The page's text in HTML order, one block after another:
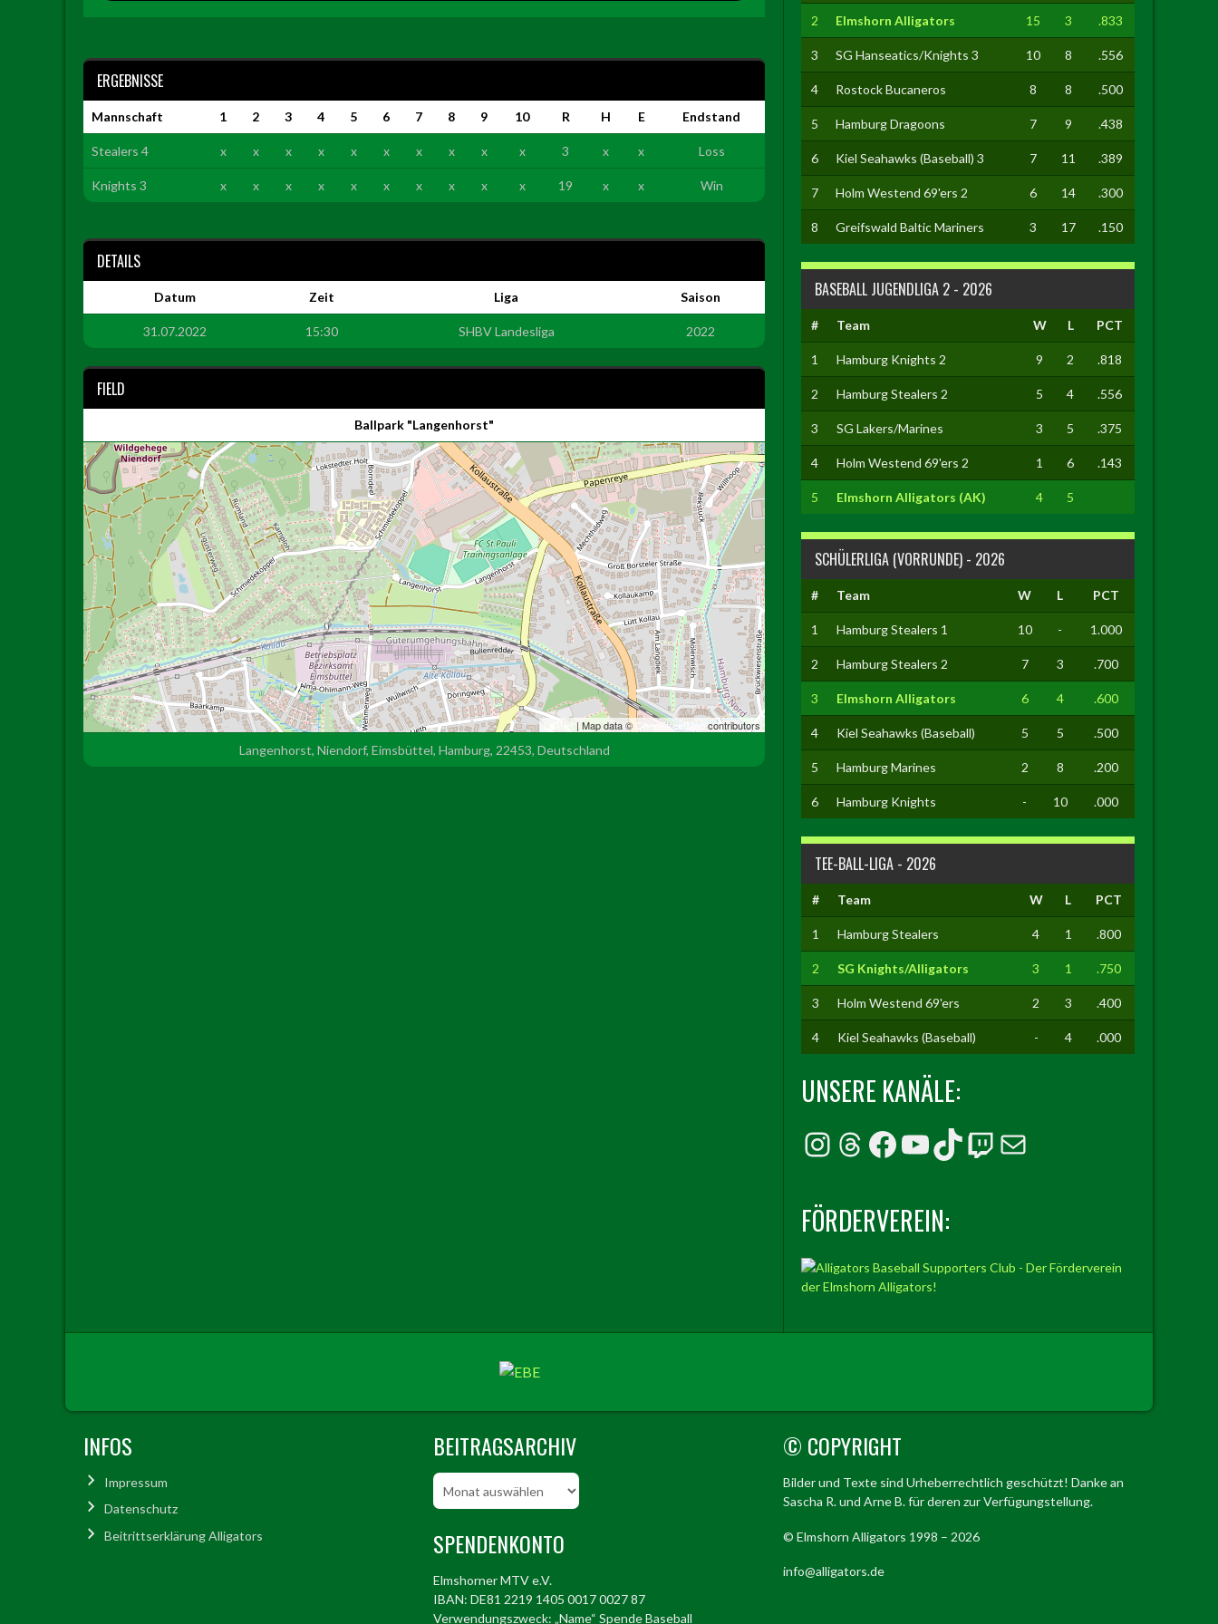
ERGEBNISSE
Mannschaft 1 2 3 4 5 6 7 8 9 10 R H E Endstand
Stealers 4 x x x x x x x x x x 3 x x Loss
Knights 3 x x x x x x x x x x 19 x x Win
DETAILS
Datum Zeit Liga Saison
31.07.2022 15:30 SHBV Landesliga 2022
FIELD
Ballpark "Langenhorst"
Leaflet | Map data © OpenStreetMap contributors
Langenhorst, Niendorf, Eimsbüttel, Hamburg, 22453, Deutschland
2 Elmshorn Alligators 15 3 .833
3 SG Hanseatics/Knights 3 10 8 .556
4 Rostock Bucaneros 8 8 .500
5 Hamburg Dragoons 7 9 .438
6 Kiel Seahawks (Baseball) 3 7 11 .389
7 Holm Westend 69'ers 2 6 14 .300
8 Greifswald Baltic Mariners 3 17 .150
BASEBALL JUGENDLIGA 2 - 2026
# Team W L PCT
1 Hamburg Knights 2 9 2 .818
2 Hamburg Stealers 2 5 4 .556
3 SG Lakers/Marines 3 5 .375
4 Holm Westend 69'ers 2 1 6 .143
5 Elmshorn Alligators (AK) 4 5
SCHÜLERLIGA (VORRUNDE) - 2026
# Team W L PCT
1 Hamburg Stealers 1 10 - 1.000
2 Hamburg Stealers 2 7 3 .700
3 Elmshorn Alligators 6 4 .600
4 Kiel Seahawks (Baseball) 5 5 .500
5 Hamburg Marines 2 8 .200
6 Hamburg Knights - 10 .000
TEE-BALL-LIGA - 2026
# Team W L PCT
1 Hamburg Stealers 4 1 .800
2 SG Knights/Alligators 3 1 .750
3 Holm Westend 69'ers 2 3 .400
4 Kiel Seahawks (Baseball) - 4 .000
UNSERE KANÄLE:
Instagram
Threads
Facebook
YouTube
TikTok
Twitch
E-Mail
FÖRDERVEREIN:
INFOS
Impressum
Datenschutz
Beitrittserklärung Alligators
BEITRAGSARCHIV
Beitragsarchiv
SPENDENKONTO
Elmshorner MTV e.V.
IBAN: DE81 2219 1405 0017 0027 87
Verwendungszweck: „Name“ Spende Baseball
© COPYRIGHT
Bilder und Texte sind Urheberrechtlich geschützt! Danke an
Sascha R. und Arne B. für deren zur Verfügungstellung.
© Elmshorn Alligators 1998 – 2026
info@alligators.de